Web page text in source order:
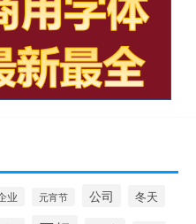
业 元宵节 公司 冬天